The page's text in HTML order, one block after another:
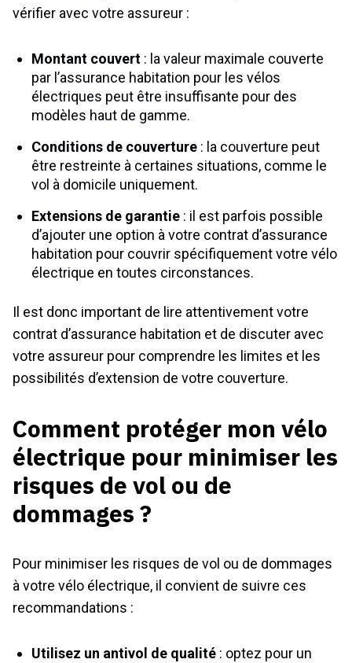
vérifier avec votre assureur :
Montant couvert : la valeur maximale couverte
par l’assurance habitation pour les vélos
électriques peut être insuffisante pour des
modèles haut de gamme.
Conditions de couverture : la couverture peut
être restreinte à certaines situations, comme le
vol à domicile uniquement.
Extensions de garantie : il est parfois possible
d’ajouter une option à votre contrat d’assurance
habitation pour couvrir spécifiquement votre vélo
électrique en toutes circonstances.
Il est donc important de lire attentivement votre
contrat d’assurance habitation et de discuter avec
votre assureur pour comprendre les limites et les
possibilités d’extension de votre couverture.
Comment protéger mon vélo
électrique pour minimiser les
risques de vol ou de
dommages ?
Pour minimiser les risques de vol ou de dommages
à votre vélo électrique, il convient de suivre ces
recommandations :
Utilisez un antivol de qualité : optez pour un